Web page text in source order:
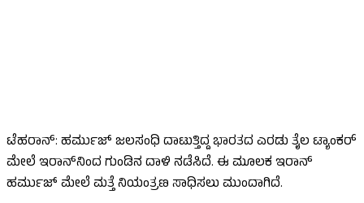
ಟೆಹರಾನ್‌: ಹರ್ಮುಜ್‌ ಜಲಸಂಧಿ ದಾಟುತ್ತಿದ್ದ ಭಾರತದ ಎರಡು ತೈಲ ಟ್ಯಾಂಕರ್‌
ಮೇಲೆ ಇರಾನ್‌ನಿಂದ ಗುಂಡಿನ ದಾಳಿ ನಡೆಸಿದೆ. ಈ ಮೂಲಕ ಇರಾನ್
ಹರ್ಮುಜ್ ಮೇಲೆ ಮತ್ತೆ ನಿಯಂತ್ರಣ ಸಾಧಿಸಲು ಮುಂದಾಗಿದೆ.